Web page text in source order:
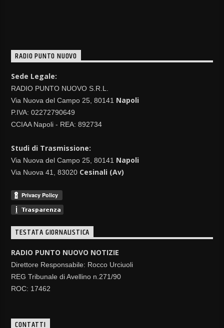
RADIO PUNTO NUOVO
Sede Legale:
RADIO PUNTO NUOVO S.R.L.
Via Nuova del Campo 25, 80141 Napoli
P.IVA: 02272790649
CCIAA Napoli - REA: 892734
Studi di Trasmissione:
Via Nuova del Campo 25, 80141 Napoli
Via Nuova 41, 83020 Cesinali (Av)
TESTATA GIORNALISTICA
RADIO PUNTO NUOVO NOTIZIE
Direttore Responsabile: Rocco Urciuoli
REG Tribunale di Avellino n.271/90
ROC: 17462
CONTATTI